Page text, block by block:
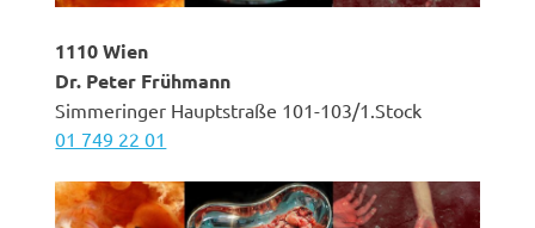
1110 Wien
Dr. Peter Frühmann
Simmeringer Hauptstraße 101-103/1.Stock
01 749 22 01